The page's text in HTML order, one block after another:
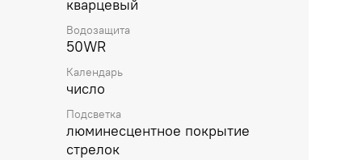
кварцевый
Водозащита
50WR
Календарь
число
Подсветка
люминесцентное покрытие
стрелок